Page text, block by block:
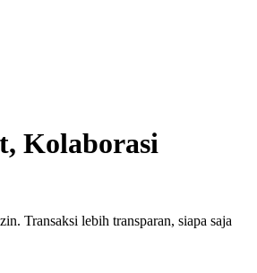
Kolaborasi
Transaksi lebih transparan, siapa saja